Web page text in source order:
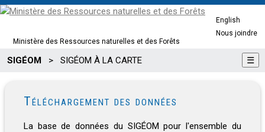
Ministère des Ressources naturelles et des Forêts
English
Nous joindre
SIGÉOM > SIGÉOM À LA CARTE ☰
Téléchargement des données
La base de données du SIGÉOM pour l'ensemble du